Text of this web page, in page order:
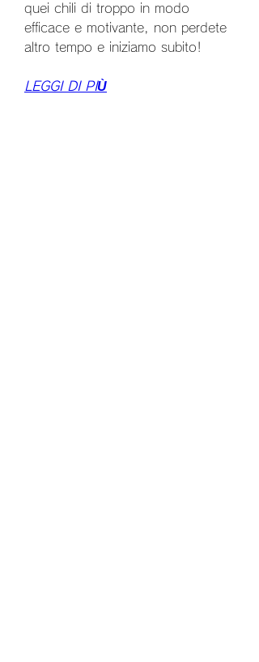
quei chili di troppo in modo
efficace e motivante, non perdete
altro tempo e iniziamo subito!
LEGGI DI PIÙ